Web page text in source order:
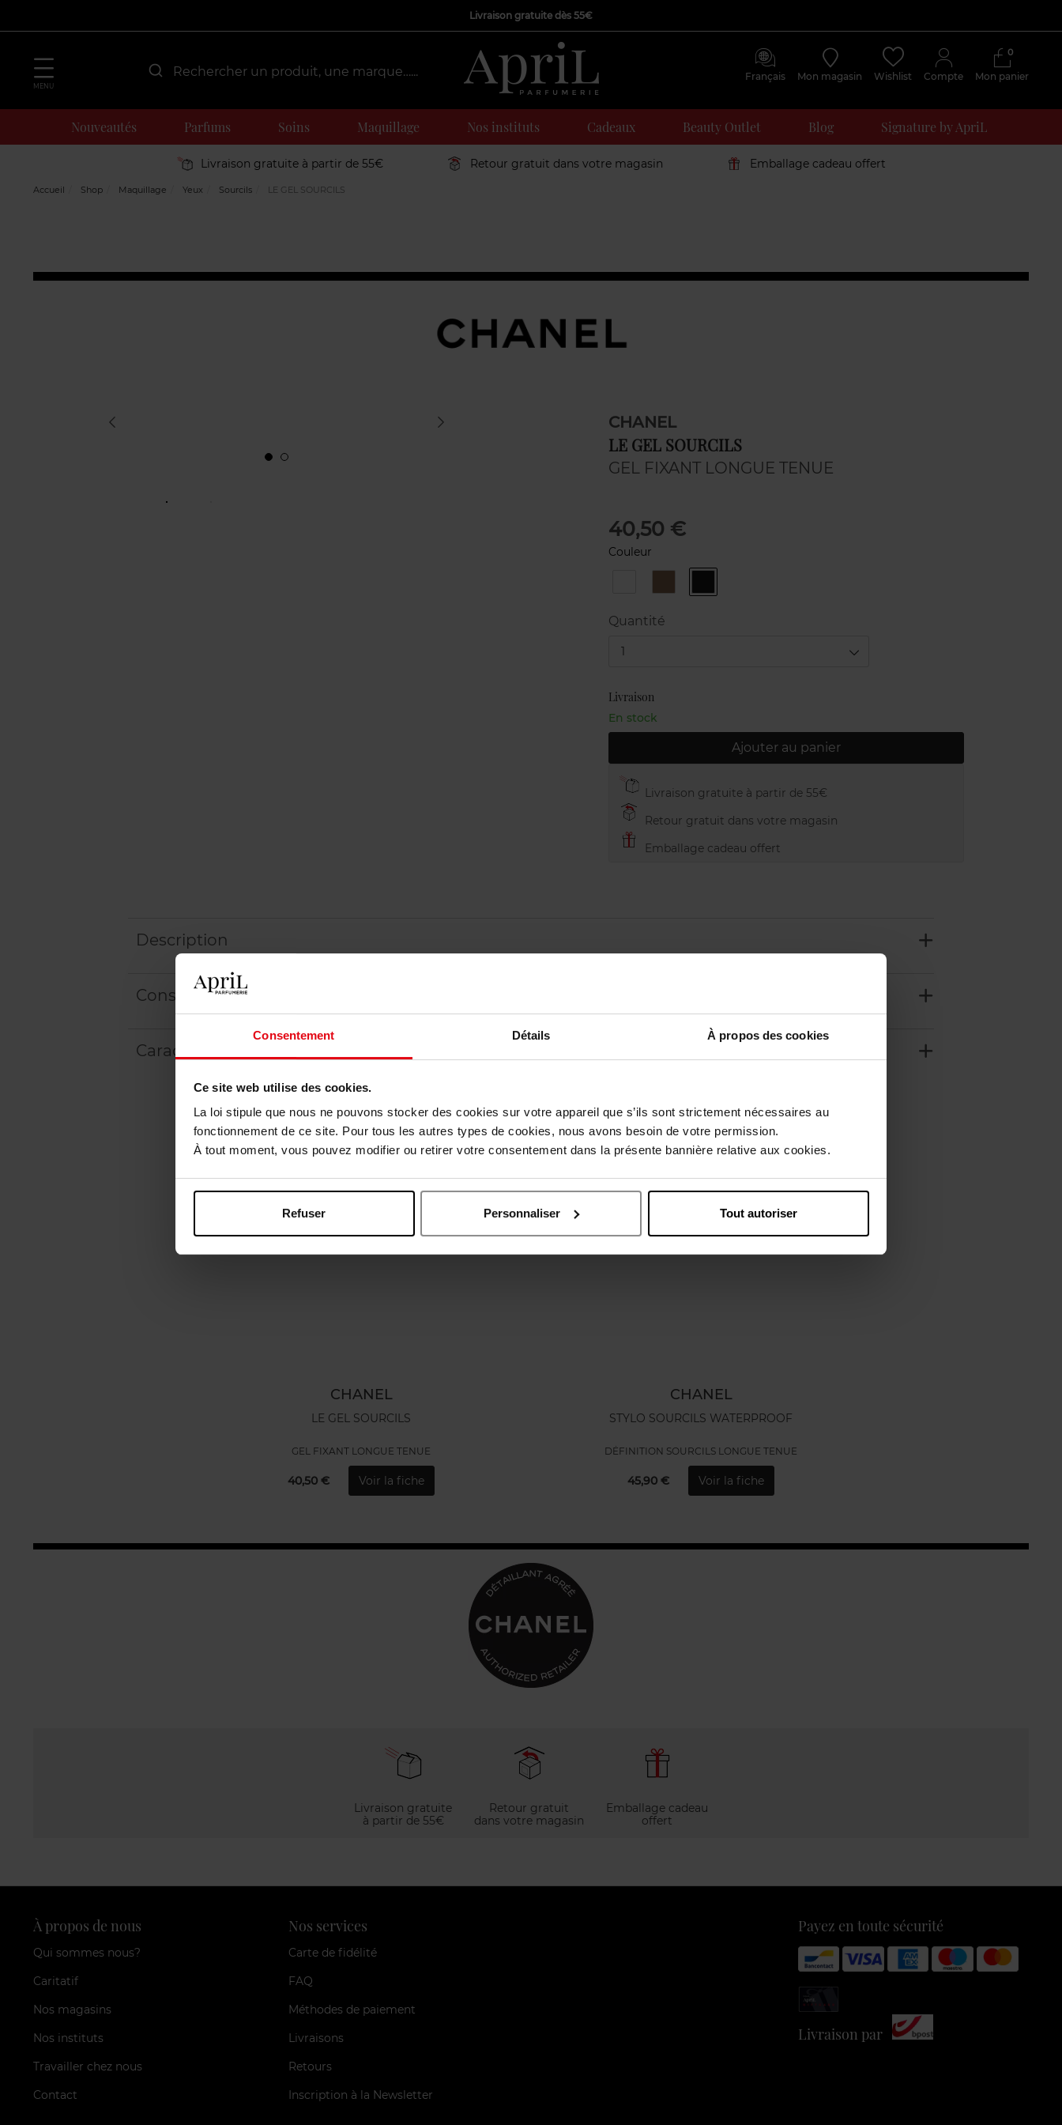
Consentement Détails À propos des cookies
Ce site web utilise des cookies.
La loi stipule que nous ne pouvons stocker des cookies sur votre appareil que s’ils sont strictement nécessaires au
fonctionnement de ce site. Pour tous les autres types de cookies, nous avons besoin de votre permission.
À tout moment, vous pouvez modifier ou retirer votre consentement dans la présente bannière relative aux cookies.
Refuser Personnaliser Tout autoriser
Livraison gratuite dès 55€
MENU
Français Mon magasin Wishlist Compte Mon panier
0
Nouveautés Parfums Soins Maquillage Nos instituts Cadeaux Beauty Outlet Blog Signature by ApriL
Livraison gratuite à partir de 55€ Retour gratuit dans votre magasin Emballage cadeau offert
Accueil Shop Maquillage Yeux Sourcils LE GEL SOURCILS
CHANEL
LE GEL SOURCILS
GEL FIXANT LONGUE TENUE
40,50 €
Couleur
TRANSPARENT
BLONDBRUN
Quantité
1
Livraison
En stock
Ajouter au panier
Livraison gratuite à partir de 55€
Retour gratuit dans votre magasin
Emballage cadeau offert
Description
Conseil d'utilisation
Caractéristiques
Vous aimerez peut-être
CHANEL
LE GEL SOURCILS
GEL FIXANT LONGUE TENUE
40,50 € Voir la fiche
CHANEL
STYLO SOURCILS WATERPROOF
DÉFINITION SOURCILS LONGUE TENUE
45,90 € Voir la fiche
Livraison gratuite
à partir de 55€
Retour gratuit
dans votre magasin
Emballage cadeau
offert
À propos de nous
Qui sommes nous?
Caritatif
Nos magasins
Nos instituts
Travailler chez nous
Contact
Nos services
Carte de fidélité
FAQ
Méthodes de paiement
Livraisons
Retours
Inscription à la Newsletter
Payez en toute sécurité
Livraison par